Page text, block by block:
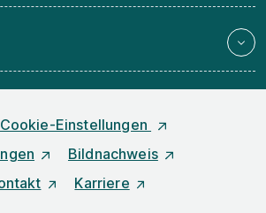
Cookie-Einstellungen
Bildnachweis
Karriere